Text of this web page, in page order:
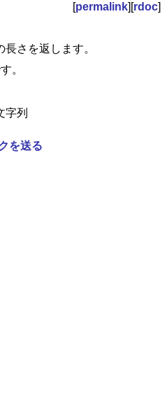
[permalink][rdoc]
さを返します。
。
字列
を送る